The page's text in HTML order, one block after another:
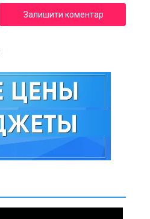
Залишити коментар